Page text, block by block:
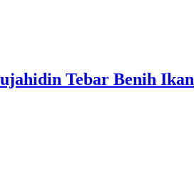
Tebar Benih Ikan